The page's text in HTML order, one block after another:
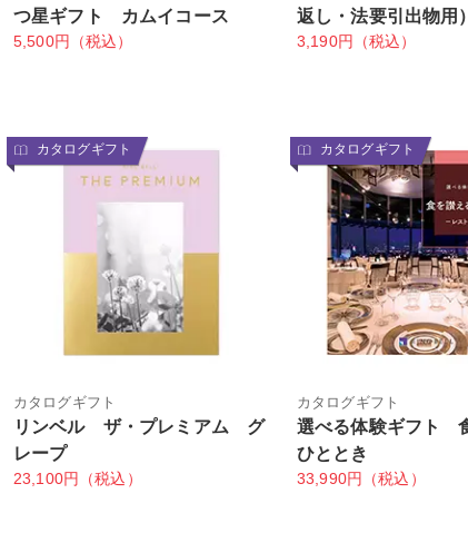
つ星ギフト カムイコース
5,500円（税込）
返し・法要引出物
3,190円（税込）
カタログギフト
カタログギフト
リンベル ザ・プレミアム グ
レープ
23,100円（税込）
カタログギフト
カタログギフト
選べる体験ギフト
ひととき
33,990円（税込）